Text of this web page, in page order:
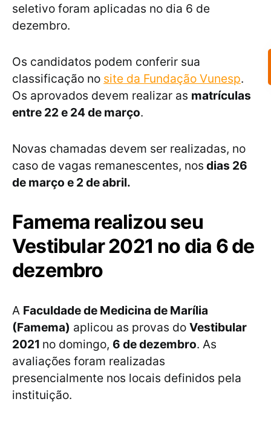
seletivo foram aplicadas no dia 6 de
dezembro.
Os candidatos podem conferir sua
classificação no site da Fundação Vunesp.
Os aprovados devem realizar as matrículas
entre 22 e 24 de março.
Novas chamadas devem ser realizadas, no
caso de vagas remanescentes, nos dias 26
de março e 2 de abril.
Famema realizou seu
Vestibular 2021 no dia 6 de
dezembro
A Faculdade de Medicina de Marília
(Famema) aplicou as provas do Vestibular
2021 no domingo, 6 de dezembro. As
avaliações foram realizadas
presencialmente nos locais definidos pela
instituição.